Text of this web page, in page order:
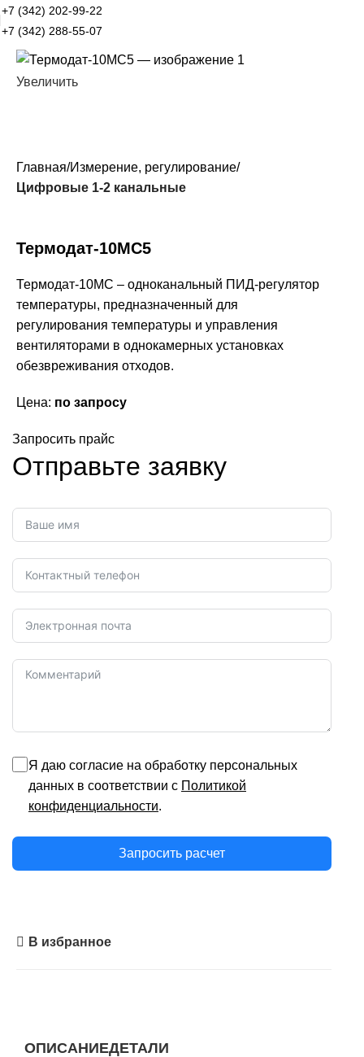
+7 (342) 202-99-22
+7 (342) 288-55-07
Увеличить
Главная Измерение, регулирование
Цифровые 1-2 канальные
Термодат-10МС5
Термодат-10МС – одноканальный ПИД-регулятор
температуры, предназначенный для
регулирования температуры и управления
вентиляторами в однокамерных установках
обезвреживания отходов.
Цена: по запросу
Запросить прайс
Отправьте заявку
Я даю согласие на обработку персональных
данных в соответствии с Политикой
конфиденциальности.
Запросить расчет
В избранное
ОПИСАНИЕДЕТАЛИ